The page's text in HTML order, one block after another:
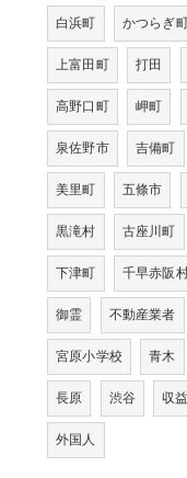
白浜町
かつらぎ
上富田町
打田
高野口町
岬町
泉佐野市
吉備町
美里町
五條市
黒滝村
古座川町
下津町
千早赤阪
御霊
不動産業者
宮原小学校
青木
長原
渋谷 収
外国人